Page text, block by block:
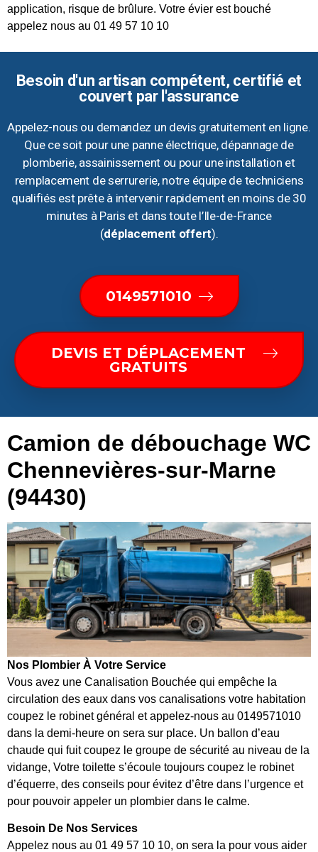
application, risque de brûlure. Votre évier est bouché
appelez nous au 01 49 57 10 10
Besoin d'un artisan compétent, certifié et
couvert par l'assurance
Appelez-nous ou demandez un devis gratuitement en ligne.
Que ce soit pour une panne électrique, dépannage de
plomberie, assainissement ou pour une installation et
remplacement de serrurerie, notre équipe de techniciens
qualifiés est prête à intervenir rapidement en moins de 30
minutes à Paris et dans toute l’Ile-de-France
(déplacement offert).
0149571010
DEVIS ET DÉPLACEMENT
GRATUITS
Camion de débouchage WC
Chennevières-sur-Marne
(94430)
Nos Plombier À Votre Service
Vous avez une Canalisation Bouchée qui empêche la
circulation des eaux dans vos canalisations votre habitation
coupez le robinet général et appelez-nous au 0149571010
dans la demi-heure on sera sur place. Un ballon d’eau
chaude qui fuit coupez le groupe de sécurité au niveau de la
vidange, Votre toilette s’écoule toujours coupez le robinet
d’équerre, des conseils pour évitez d’être dans l’urgence et
pour pouvoir appeler un plombier dans le calme.
Besoin De Nos Services
Appelez nous au 01 49 57 10 10, on sera la pour vous aider